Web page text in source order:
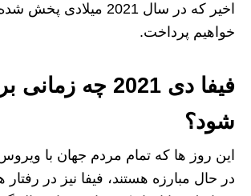
اخیر که در سال 2021 میلادی
خواهیم پرداخت.
فیفا دی 2021 چه
شود؟
این روز ها که تمام مردم جهان با
در حال مبارزه هستند، فیفا نیز در